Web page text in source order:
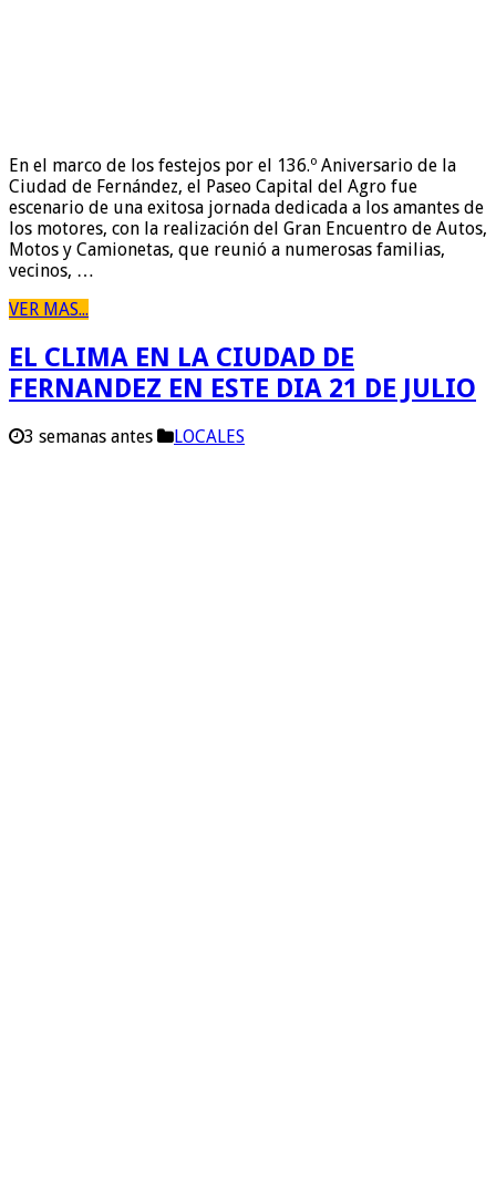
En el marco de los festejos por el 136.º Aniversario de la
Ciudad de Fernández, el Paseo Capital del Agro fue
escenario de una exitosa jornada dedicada a los amantes de
los motores, con la realización del Gran Encuentro de Autos,
Motos y Camionetas, que reunió a numerosas familias,
vecinos, …
VER MAS...
EL CLIMA EN LA CIUDAD DE
FERNANDEZ EN ESTE DIA 21 DE JULIO
3 semanas antes LOCALES